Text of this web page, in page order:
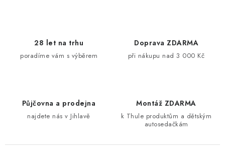
28 let na trhu
poradíme vám s výběrem
Doprava ZDARMA
při nákupu nad 3 000 Kč
Půjčovna a prodejna
najdete nás v Jihlavě
Montáž ZDARMA
k Thule produktům a dětským
autosedačkám